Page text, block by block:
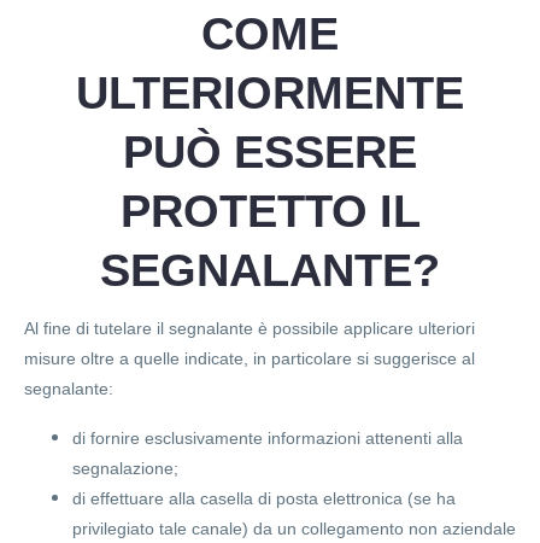
COME
ULTERIORMENTE
PUÒ ESSERE
PROTETTO IL
SEGNALANTE?
Al fine di tutelare il segnalante è possibile applicare ulteriori
misure oltre a quelle indicate, in particolare si suggerisce al
segnalante:
di fornire esclusivamente informazioni attenenti alla
segnalazione;
di effettuare alla casella di posta elettronica (se ha
privilegiato tale canale) da un collegamento non aziendale